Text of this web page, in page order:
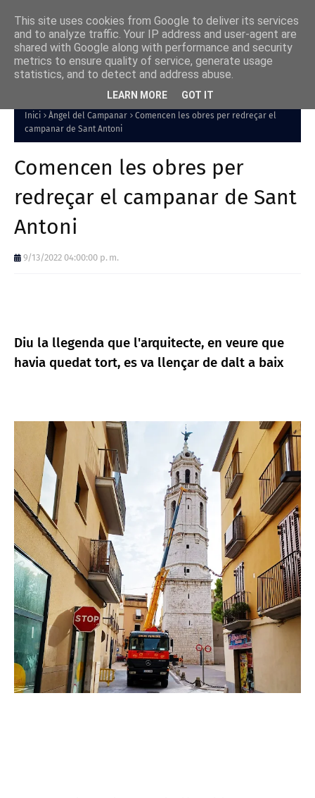
Inici Àngel del Campanar
Comencen les obres per redreçar el
campanar de Sant Antoni
Comencen les obres per
redreçar el campanar de Sant
Antoni
9/13/2022 04:00:00 p. m.
Diu la llegenda que l'arquitecte, en veure que
havia quedat tort, es va llençar de dalt a baix
This site uses cookies from Google to deliver its services
and to analyze traffic. Your IP address and user-agent are
shared with Google along with performance and security
metrics to ensure quality of service, generate usage
statistics, and to detect and address abuse.
LEARN MORE GOT IT